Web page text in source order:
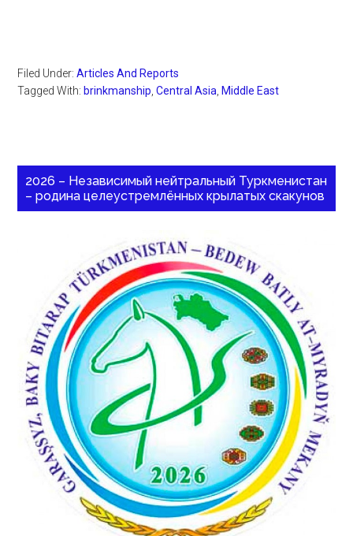
Filed Under:Articles And Reports
Tagged With: brinkmanship ,Central Asia Middle East
2026 – Независимый нейтральный Туркменистан
– родина целеустремлённых крылатых скакунов